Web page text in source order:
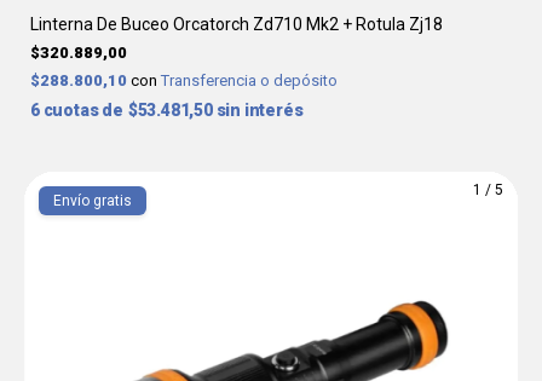
Linterna De Buceo Orcatorch Zd710 Mk2 + Rotula Zj18
$320.889,00
$288.800,10 con Transferencia o depósito
6 $53.481,50 sin interés
1 / 5
Envío gratis